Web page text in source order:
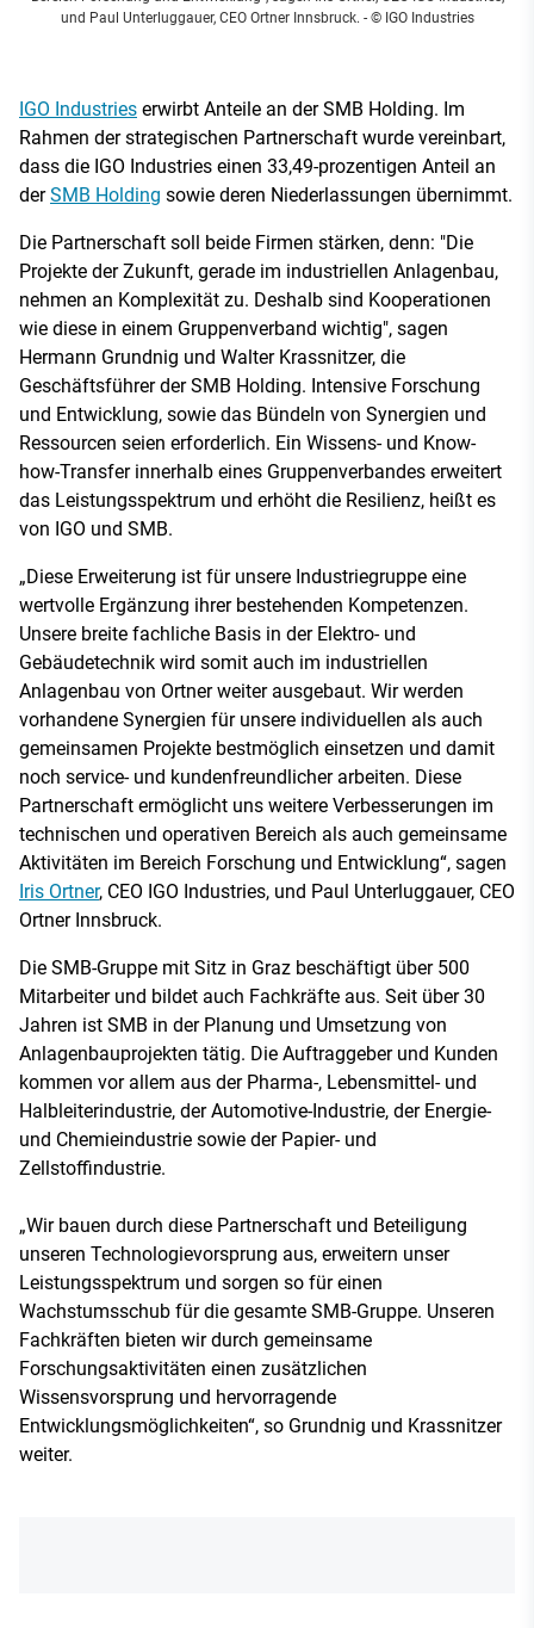
und Paul Unterluggauer, CEO Ortner Innsbruck. - © IGO Industries
IGO Industries erwirbt Anteile an der SMB Holding. Im
Rahmen der strategischen Partnerschaft wurde vereinbart,
dass die IGO Industries einen 33,49-prozentigen Anteil an
derSMB Holding sowie deren Niederlassungen übernimmt.
Die Partnerschaft soll beide Firmen stärken, denn: "Die
Projekte der Zukunft, gerade im industriellen Anlagenbau,
nehmen an Komplexität zu. Deshalb sind Kooperationen
wie diese in einem Gruppenverband wichtig", sagen
Hermann Grundnig und Walter Krassnitzer, die
Geschäftsführer der SMB Holding. Intensive Forschung
und Entwicklung, sowie das Bündeln von Synergien und
Ressourcen seien erforderlich. Ein Wissens- und Know-
how-Transfer innerhalb eines Gruppenverbandes erweitert
das Leistungsspektrum und erhöht die Resilienz, heißt es
von IGO und SMB.
„Diese Erweiterung ist für unsere Industriegruppe eine
wertvolle Ergänzung ihrer bestehenden Kompetenzen.
Unsere breite fachliche Basis in der Elektro- und
Gebäudetechnik wird somit auch im industriellen
Anlagenbau von Ortner weiter ausgebaut. Wir werden
vorhandene Synergien für unsere individuellen als auch
gemeinsamen Projekte bestmöglich einsetzen und damit
noch service- und kundenfreundlicher arbeiten. Diese
Partnerschaft ermöglicht uns weitere Verbesserungen im
technischen und operativen Bereich als auch gemeinsame
Aktivitäten im Bereich Forschung und Entwicklung“, sagen
Iris Ortner, CEO IGO Industries, und Paul Unterluggauer, CEO
Ortner Innsbruck.
Die SMB-Gruppe mit Sitz in Graz beschäftigt über 500
Mitarbeiter und bildet auch Fachkräfte aus. Seit über 30
Jahren ist SMB in der Planung und Umsetzung von
Anlagenbauprojekten tätig. Die Auftraggeber und Kunden
kommen vor allem aus der Pharma-, Lebensmittel- und
Halbleiterindustrie, der Automotive-Industrie, der Energie-
und Chemieindustrie sowie der Papier- und
Zellstoffindustrie.
„Wir bauen durch diese Partnerschaft und Beteiligung
unseren Technologievorsprung aus, erweitern unser
Leistungsspektrum und sorgen so für einen
Wachstumsschub für die gesamte SMB-Gruppe. Unseren
Fachkräften bieten wir durch gemeinsame
Forschungsaktivitäten einen zusätzlichen
Wissensvorsprung und hervorragende
Entwicklungsmöglichkeiten“, so Grundnig und Krassnitzer
weiter.